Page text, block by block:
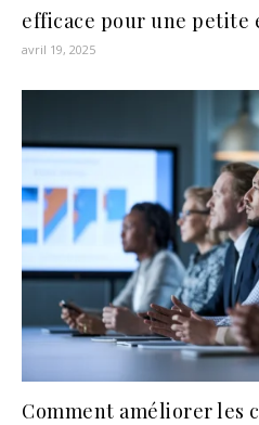
efficace pour une petite
avril 19, 2025
Comment améliorer les